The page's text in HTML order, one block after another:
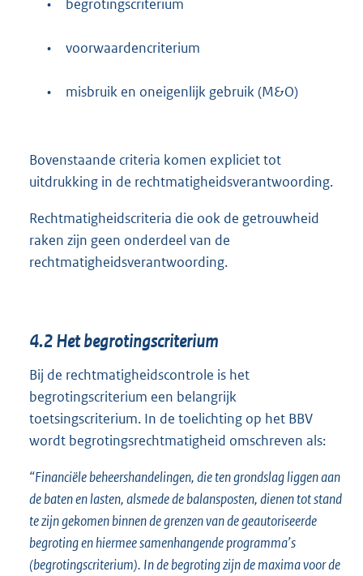
• begrotingscriterium
• voorwaardencriterium
• misbruik en oneigenlijk gebruik (M&O)
Bovenstaande criteria komen expliciet tot
uitdrukking in de rechtmatigheidsverantwoording.
Rechtmatigheidscriteria die ook de getrouwheid
raken zijn geen onderdeel van de
rechtmatigheidsverantwoording.
4.2 Het begrotingscriterium
Bij de rechtmatigheidscontrole is het
begrotingscriterium een belangrijk
toetsingscriterium. In de toelichting op het BBV
wordt begrotingsrechtmatigheid omschreven als:
“Financiële beheershandelingen, die ten grondslag liggen aan
de baten en lasten, alsmede de balansposten, dienen tot stand
te zijn gekomen binnen de grenzen van de geautoriseerde
begroting en hiermee samenhangende programma’s
(begrotingscriterium). In de begroting zijn de maxima voor de